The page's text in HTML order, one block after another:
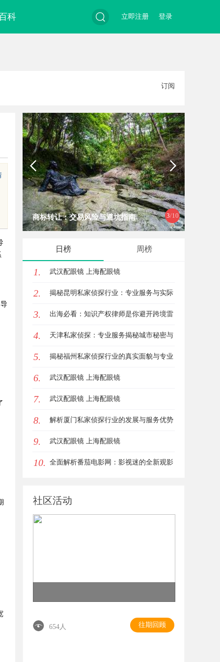
科
索
登录
立即注册
订阅
4/10
武汉配眼镜 上海配眼镜
日榜 周榜
1. 武汉配眼镜 上海配眼镜
2. 揭秘昆明私家侦探行业：专业服务与实际
案例分析
3. 出海必看：知识产权律师是你避开跨境雷
区的安全垫
4. 天津私家侦探：专业服务揭秘城市秘密与
安心守护
5. 揭秘福州私家侦探行业的真实面貌与专业
服务
6. 武汉配眼镜 上海配眼镜
7. 武汉配眼镜 上海配眼镜
8. 解析厦门私家侦探行业的发展与服务优势
全面指南
9. 武汉配眼镜 上海配眼镜
10. 全面解析番茄电影网：影视迷的全新观影
社区活动
654人 往期回顾